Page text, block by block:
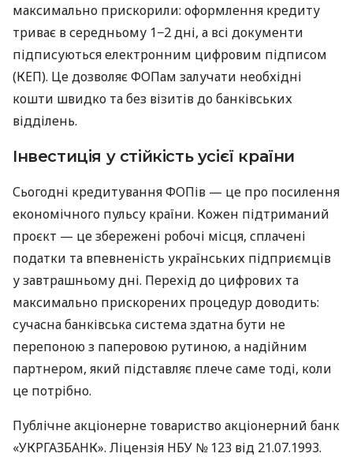
максимально прискорили: оформлення кредиту
триває в середньому 1−2 дні, а всі документи
підписуються електронним цифровим підписом
(КЕП). Це дозволяє ФОПам залучати необхідні
кошти швидко та без візитів до банківських
відділень.
Інвестиція у стійкість усієї країни
Сьогодні кредитування ФОПів — це про посилення
економічного пульсу країни. Кожен підтриманий
проєкт — це збережені робочі місця, сплачені
податки та впевненість українських підприємців
у завтрашньому дні. Перехід до цифрових та
максимально прискорених процедур доводить:
сучасна банківська система здатна бути не
перепоною з паперовою рутиною, а надійним
партнером, який підставляє плече саме тоді, коли
це потрібно.
Публічне акціонерне товариство акціонерний банк
«УКРГАЗБАНК». Ліцензія НБУ № 123 від 21.07.1993.